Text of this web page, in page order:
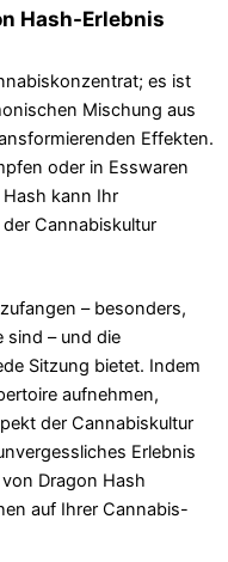
Hash-Erlebnis
es ist
Mischung aus
Effekten.
oder in Esswaren
kann Ihr
Cannabiskultur
– besonders,
sind – und die
Sitzung bietet. Indem
aufnehmen,
der Cannabiskultur
Erlebnis
Dragon Hash
auf Ihrer Cannabis-